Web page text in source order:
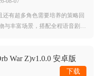
有超多角色需要培养的策略回
与丰富场景，搭配全程语音剧情
War Z)v1.0.0 安卓版
下载